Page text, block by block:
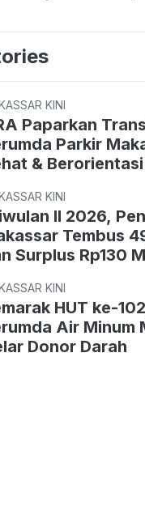
KINI
Paparkan
Parkir
&
KINI
II 2026,
Tembus
Surplus Rp130
KINI
HUT ke-
Air Minum
Donor Darah